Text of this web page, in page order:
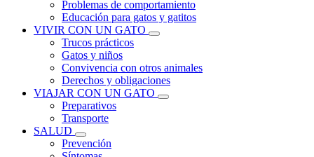
Problemas de comportamiento
Educación para gatos y gatitos
VIVIR CON UN GATO
Trucos prácticos
Gatos y niños
Convivencia con otros animales
Derechos y obligaciones
VIAJAR CON UN GATO
Preparativos
Transporte
SALUD
Prevención